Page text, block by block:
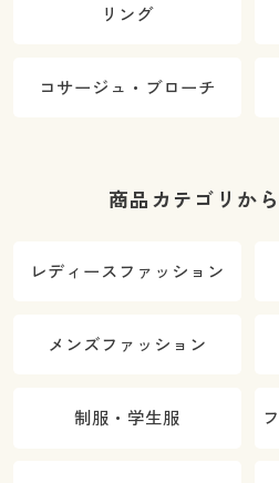
リング
コサージュ・ブローチ
商品カテゴリか
レディースファッション
メンズファッション
制服・学生服